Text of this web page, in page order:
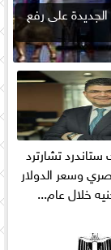
الجديدة على رفع
تشارترد
وسعر الدولار
خلال عام...